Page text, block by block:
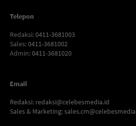
Telepon
Redaksi: 0411-3681003
Sales: 0411-3681002
Admin: 0411-3681020
Email
Redaksi: redaksi@celebesmedia.id
Sales & Marketing: